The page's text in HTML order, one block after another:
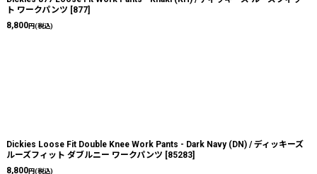
ト ワークパンツ [877]
8,800円(税込)
Dickies Loose Fit Double Knee Work Pants - Dark Navy (DN) / ディッキーズ
ルーズフィット ダブルニー ワークパンツ [85283]
8,800円(税込)